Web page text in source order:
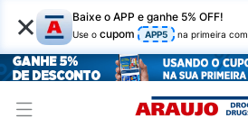
× Baixe o APP e ganhe 5% OFF!
Use o cupom APP5 na primeira